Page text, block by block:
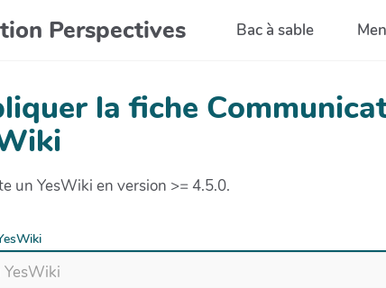
Perspectives Bac à sable
la fiche
un YesWiki en version >= 4.5.0.